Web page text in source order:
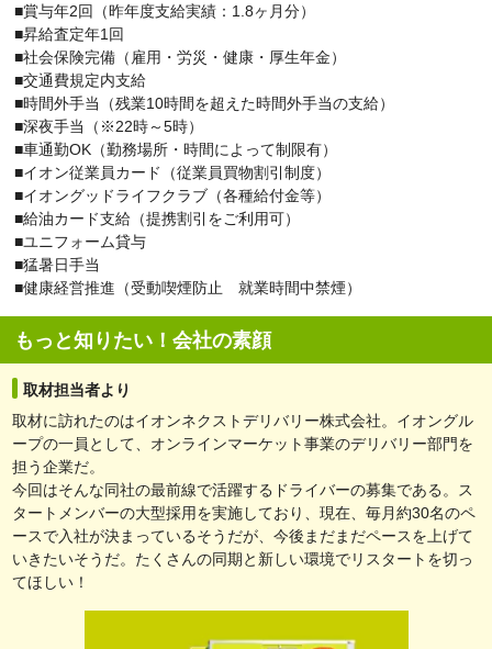
■賞与年2回（昨年度支給実績：1.8ヶ月分）
■昇給査定年1回
■社会保険完備（雇用・労災・健康・厚生年金）
■交通費規定内支給
■時間外手当（残業10時間を超えた時間外手当の支給）
■深夜手当（※22時～5時）
■車通勤OK（勤務場所・時間によって制限有）
■イオン従業員カード（従業員買物割引制度）
■イオングッドライフクラブ（各種給付金等）
■給油カード支給（提携割引をご利用可）
■ユニフォーム貸与
■猛暑日手当
■健康経営推進（受動喫煙防止 就業時間中禁煙）
もっと知りたい！会社の素顔
取材担当者より
取材に訪れたのはイオンネクストデリバリー株式会社。イオングル
ープの一員として、オンラインマーケット事業のデリバリー部門を
担う企業だ。
今回はそんな同社の最前線で活躍するドライバーの募集である。ス
タートメンバーの大型採用を実施しており、現在、毎月約30名のペ
ースで入社が決まっているそうだが、今後まだまだペースを上げて
いきたいそうだ。たくさんの同期と新しい環境でリスタートを切っ
てほしい！